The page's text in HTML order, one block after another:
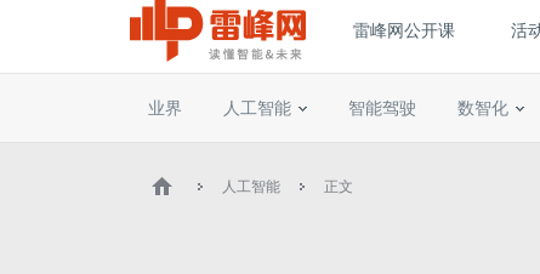
雷峰网公开课 活
业界 人工智能 智能驾驶 数智化
人工智能 正文